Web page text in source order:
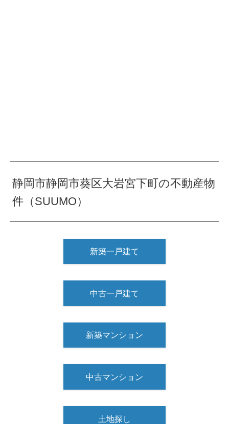
静岡市静岡市葵区大岩宮下町の不動産物
件（SUUMO）
新築一戸建て
中古一戸建て
新築マンション
中古マンション
土地探し